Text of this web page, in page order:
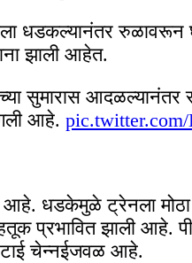
धडकल्यानंतर रुळावरून
झाली आहेत.
सुमारास आदळल्यानंतर
आहे.
आहे. धडकेमुळे ट्रेनला
झाली आहे.
चेन्नईजवळ आहे.